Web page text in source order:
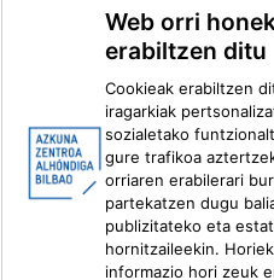
Instagram
Linkedin
Lege informazioa Barneko
Web orri
erabiltzen ditu
Cookieak erabiltzen
iragarkiak
sozialetako
gure trafikoa
orriaren erabilerari
partekatzen dugu
publizitateko eta
hornitzaileekin.
informazio hori zeuk